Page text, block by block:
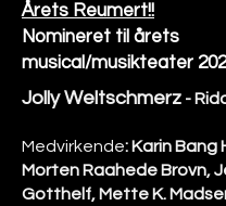
Årets Reumert!!
Nomineret til årets
musical/musikteater
Jolly Weltschmerz -
Medvirkende: Karin Bang
Morten Raahede Brovn,
Gotthelf, Mette K.